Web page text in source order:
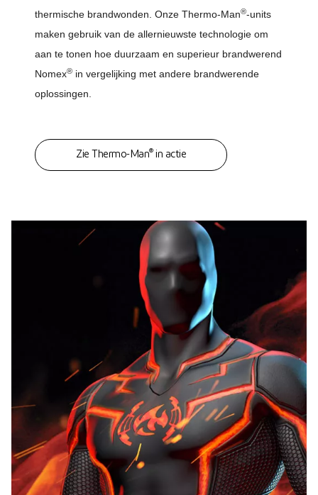
thermische brandwonden. Onze Thermo-Man®-units
maken gebruik van de allernieuwste technologie om
aan te tonen hoe duurzaam en superieur brandwerend
Nomex® in vergelijking met andere brandwerende
oplossingen.
Zie Thermo-Man®in actie